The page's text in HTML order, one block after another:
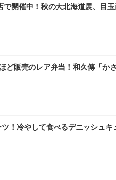
で開催中！秋の大北海道展、目
ど販売のレア弁当！和久傳「か
ツ！冷やして食べるデニッシュ